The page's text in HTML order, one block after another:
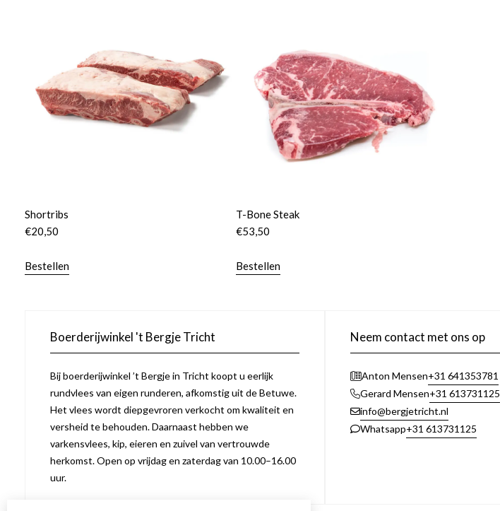
Shortribs
€20,50
Bestellen
T-Bone Steak
€53,50
Bestellen
Boerderijwinkel 't Bergje Tricht
Bij boerderijwinkel ’t Bergje in Tricht koopt u eerlijk
rundvlees van eigen runderen, afkomstig uit de Betuwe.
Het vlees wordt diepgevroren verkocht om kwaliteit en
versheid te behouden. Daarnaast hebben we
varkensvlees, kip, eieren en zuivel van vertrouwde
herkomst. Open op vrijdag en zaterdag van 10.00–16.00
uur.
Neem contact met ons op
Anton Mensen+31 641353781
Gerard Mensen+31 613731125
info@bergjetricht.nl
Whatsapp+31 613731125